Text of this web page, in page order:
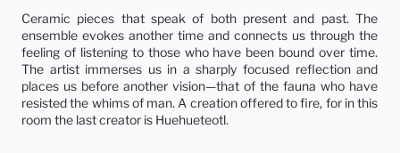
Ceramic pieces that speak of both present and past. The
ensemble evokes another time and connects us through the
feeling of listening to those who have been bound over time.
The artist immerses us in a sharply focused reflection and
places us before another vision—that of the fauna who have
resisted the whims of man. A creation offered to fire, for in this
room the last creator is Huehueteotl.